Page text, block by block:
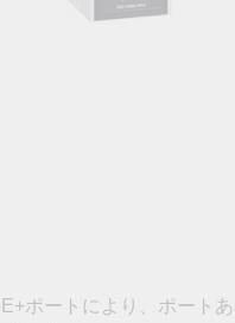
ポートにより、ポート